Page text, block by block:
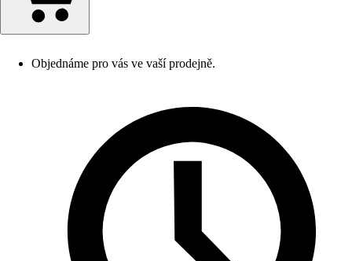
Objednáme pro vás ve vaší prodejně.